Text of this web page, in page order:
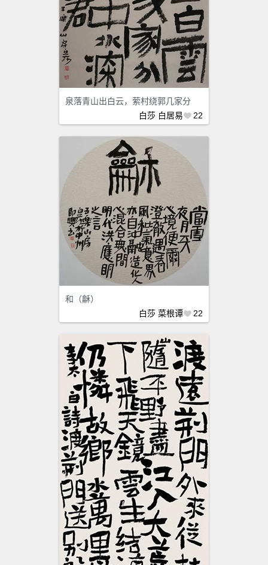
泉落青山出白云，萦村绕郭几家分
白莎 白居易 22
和（龢）
白莎 菜根谭 22